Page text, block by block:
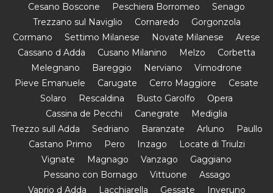
Cesano Boscone
Peschiera Borromeo
Senago
Trezzano sul Naviglio
Cornaredo
Gorgonzola
Cormano
Settimo Milanese Novate Milanese
Arese
Cassano d Adda
Cusano Milanino Melzo
Corbetta
Melegnano
Bareggio Nerviano
Vimodrone
Pieve Emanuele
Carugate Cerro Maggiore
Cesate
Solaro
Rescaldina Busto Garolfo
Opera
Cassina de Pecchi
Canegrate
Mediglia
Trezzo sull Adda
Sedriano Baranzate Arluno
Paullo
Castano Primo
Pero Inzago
Locate di Triulzi
Vignate
Magnago Vanzago
Gaggiano
Pessano con Bornago
Vittuone
Assago
Vaprio d Adda
Lacchiarella Gessate
Inveruno